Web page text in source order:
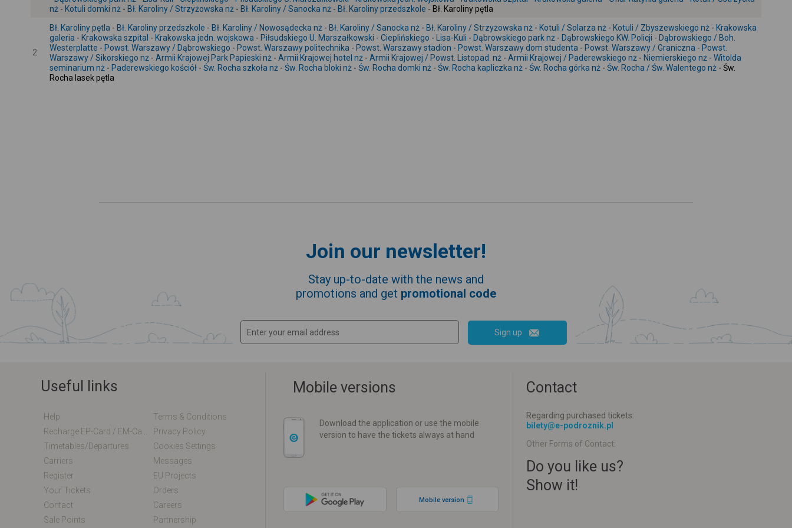
nż - Kotuli domki nż - Bł. Karoliny / Strzyżowska nż - Bł. Karoliny / Sanocka nż - Bł. Karoliny przedszkole - Bł. Karoliny pętla
2
Bł. Karoliny pętla - Bł. Karoliny przedszkole - Bł. Karoliny / Nowosądecka nż - Bł. Karoliny / Sanocka nż - Bł. Karoliny / Strzyżowska nż - Kotuli / Solarza nż - Kotuli / Zbyszewskiego nż - Krakowska
galeria - Krakowska szpital - Krakowska jedn. wojskowa - Piłsudskiego U. Marszałkowski - Cieplińskiego - Lisa-Kuli - Dąbrowskiego park nż - Dąbrowskiego KW. Policji - Dąbrowskiego / Boh.
Westerplatte - Powst. Warszawy / Dąbrowskiego - Powst. Warszawy politechnika - Powst. Warszawy stadion - Powst. Warszawy dom studenta - Powst. Warszawy / Graniczna - Powst.
Warszawy / Sikorskiego nż - Armii Krajowej Park Papieski nż - Armii Krajowej hotel nż - Armii Krajowej / Powst. Listopad. nż - Armii Krajowej / Paderewskiego nż - Niemierskiego nż - Witolda
seminarium nż - Paderewskiego kościół - Św. Rocha szkoła nż - Św. Rocha bloki nż - Św. Rocha domki nż - Św. Rocha kapliczka nż - Św. Rocha górka nż - Św. Rocha / Św. Walentego nż - Św.
Rocha lasek pętla
Join our newsletter!
Stay up-to-date with the news and
promotions and get promotional code
Sign up
Useful links
Help
Terms & Conditions
Privacy Policy
Timetables/departures
Cookies Settings
Carriers
Messages
Register
EU Projects
Your Tickets
Orders
Contact
Careers
Sale Points
Partnership
Mobile versions
Download the application or use the mobile
version to have the tickets always at hand
Mobile version
Contact
Regarding purchased tickets:
bilety@e-podroznik.pl
Other Forms of Contact:
Do you like us?
Show it!